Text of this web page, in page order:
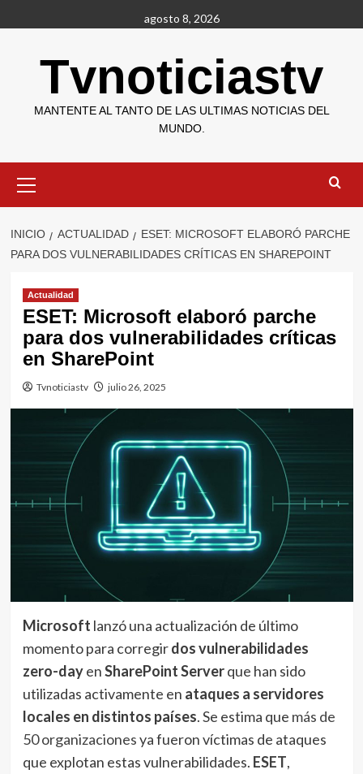
al
agosto 8, 2026
Tvnoticiastv
MANTENTE AL TANTO DE LAS ULTIMAS NOTICIAS DEL
MUNDO.
primario
INICIO ACTUALIDAD
ESET: MICROSOFT ELABORÓ PARCHE
PARA DOS VULNERABILIDADES CRÍTICAS EN SHAREPOINT
Actualidad
ESET: Microsoft elaboró parche
para dos vulnerabilidades críticas
en SharePoint
Tvnoticiastv julio 26, 2025
Microsoft lanzó una actualización de último
momento para corregirdos vulnerabilidades
zero-dayenSharePoint Serverque han sido
utilizadas activamente en ataques a servidores
locales en distintos países. Se estima que más de
50 organizacionesya fueron víctimas de ataques
que explotan estas vulnerabilidades. ESET,